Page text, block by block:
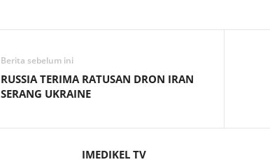
Berita sebelum ini
RUSSIA TERIMA RATUSAN DRON IRAN
SERANG UKRAINE
IMEDIKEL TV